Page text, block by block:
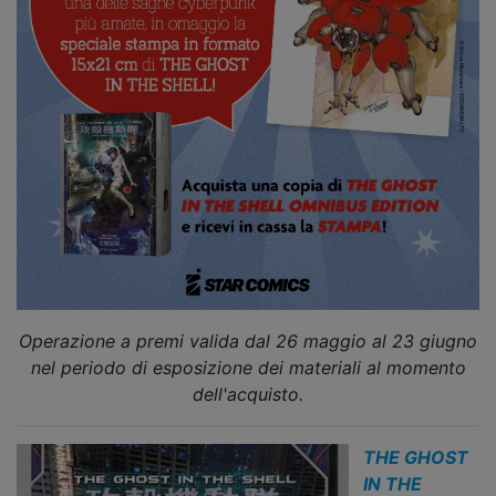
Operazione a premi valida dal 26 maggio al 23 giugno
nel periodo di esposizione dei materiali al momento
dell'acquisto.
THE GHOST
IN THE